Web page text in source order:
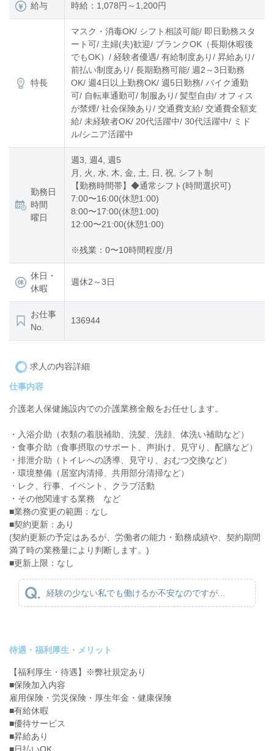
給与 時給：1,078円～1,200円
特長
マスク・消毒OK/ シフト相談可能/ 即日勤務スタ
ート可/ 主婦(夫)歓迎/ ブランクOK（長期休暇後
でもOK）/ 経験者優遇/ 有給制度あり/ 昇給あり/
前払い制度あり/ 長期勤務可能/ 週2～3日勤務
OK/ 週4日以上勤務OK/ 週5日勤務/ バイク通勤
可/ 自転車通勤可/ 制服あり/ 髪型自由/ オフィス
が禁煙/ 社会保険あり/ 交通費支給/ 交通費全額支
給/ 未経験者OK/ 20代活躍中/ 30代活躍中/ ミド
ル/シニア活躍中
勤務日
時間
曜日
週3, 週4, 週5
月, 火, 水, 木, 金, 土, 日, 祝, シフト制
【勤務時間帯】◆通常シフト(時間選択可)
7:00〜16:00(休憩1:00)
8:00〜17:00(休憩1:00)
12:00〜21:00(休憩1:00)
※残業：0〜10時間程度/月
休日・
休暇
週休2～3日
お仕事
No.
136944
求人の内容詳細
仕事内容
介護老人保健施設内での介護業務全般をお任せします。
・入浴介助（衣類の着脱補助、洗髪、洗顔、体洗い補助など）
・食事介助（食事摂取のサポート、声掛け、見守り、配膳など）
・排泄介助（トイレへの誘導、見守り、おむつ交換など）
・環境整備（居室内清掃、共用部分清掃など）
・レク、行事、イベント、クラブ活動
・その他関連する業務 など
■業務の変更の範囲：なし
■契約更新：あり
(契約更新の予定はあるが、労働者の能力・勤務成績や、契約期間
満了時の業務量により判断します。)
■更新上限：なし
経験の少ない私でも働けるか不安なのですが...
待遇・福利厚生・メリット
【福利厚生・待遇】※弊社規定あり
■保険加入内容
雇用保険・労災保険・厚生年金・健康保険
■有給休暇
■優待サービス
■昇給あり